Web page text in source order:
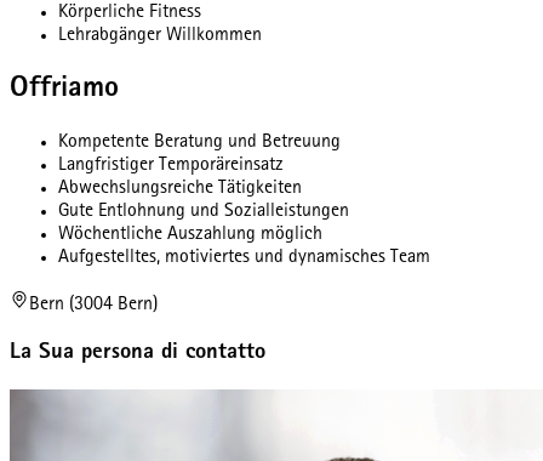
Körperliche Fitness
Lehrabgänger Willkommen
Offriamo
Kompetente Beratung und Betreuung
Langfristiger Temporäreinsatz
Abwechslungsreiche Tätigkeiten
Gute Entlohnung und Sozialleistungen
Wöchentliche Auszahlung möglich
Aufgestelltes, motiviertes und dynamisches Team
Bern (3004 Bern)
La Sua persona di contatto